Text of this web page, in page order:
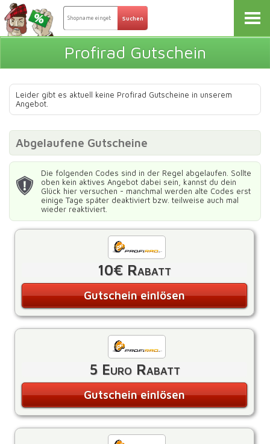
Profirad Gutschein
Leider gibt es aktuell keine Profirad Gutscheine in unserem
Angebot.
Abgelaufene Gutscheine
Die folgenden Codes sind in der Regel abgelaufen. Sollte
oben kein aktives Angebot dabei sein, kannst du dein
Glück hier versuchen - manchmal werden alte Codes erst
einige Tage später deaktiviert bzw. teilweise auch mal
wieder reaktiviert.
10€ Rabatt
Gutschein einlösen
5 Euro Rabatt
Gutschein einlösen